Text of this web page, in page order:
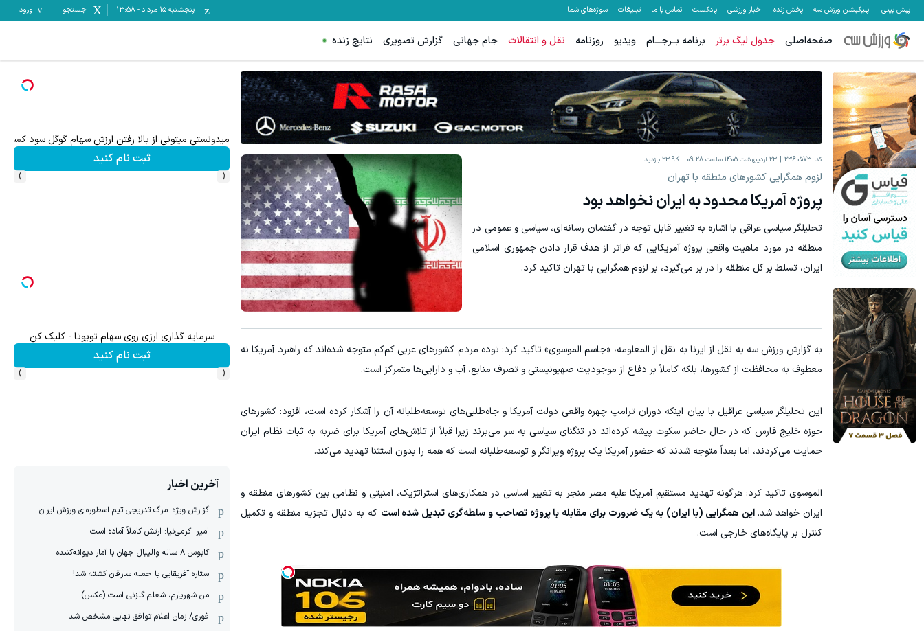
پیش بینی اپلیکیشن ورزش سه پخش زنده اخبار ورزشی پادکست تماس با ما تبلیغات سوژه‌های شما پنجشنبه ۱۵ مرداد -
13:58 جستجو ورود
صفحه‌اصلی جدول لیگ برتر برنامه بــرجـــام ویدیو روزنامه نقل و انتقالات جام جهانی گزارش تصویری نتایج زنده
کد: 2360573 23 اردیبهشت 1405 ساعت 09:28 23.9K بازدید
لزوم همگرایی کشورهای منطقه با تهران
پروژه آمریکا محدود به ایران نخواهد بود
تحلیلگر سیاسی عراقی با اشاره به تغییر قابل توجه در گفتمان رسانه‌ای، سیاسی و عمومی در
منطقه در مورد ماهیت واقعی پروژه آمریکایی که فراتر از هدف قرار دادن جمهوری اسلامی
ایران، تسلط بر کل منطقه را در بر می‌گیرد، بر لزوم همگرایی با تهران تاکید کرد.
به گزارش ورزش سه به نقل از ایرنا به نقل از المعلومه، «جاسم الموسوی» تاکید کرد: توده مردم کشورهای عربی کم‌کم متوجه شده‌اند که راهبرد آمریکا نه
معطوف به محافظت از کشورها، بلکه کاملاً بر دفاع از موجودیت صهیونیستی و تصرف منابع، آب و دارایی‌ها متمرکز است.
این تحلیلگر سیاسی عراقیل با بیان اینکه دوران ترامپ چهره واقعی دولت آمریکا و جاه‌طلبی‌های توسعه‌طلبانه آن را آشکار کرده است، افزود: کشورهای
حوزه خلیج فارس که در حال حاضر سکوت پیشه کرده‌اند در تنگنای سیاسی به سر می‌برند زیرا قبلاً از تلاش‌های آمریکا برای ضربه به ثبات نظام ایران
حمایت می‌کردند، اما بعداً متوجه شدند که حضور آمریکا یک پروژه ویرانگر و توسعه‌طلبانه است که همه را بدون استثنا تهدید می‌کند.
الموسوی تاکید کرد: هرگونه تهدید مستقیم آمریکا علیه مصر منجر به تغییر اساسی در همکاری‌های استراتژیک، امنیتی و نظامی بین کشورهای منطقه و
ایران خواهد شد.این همگرایی (با ایران) به یک ضرورت برای مقابله با پروژه تصاحب و سلطه‌گری تبدیل شده است که به دنبال تجزیه منطقه و تکمیل
کنترل بر پایگاه‌های خارجی است.
میدونستی میتونی از بالا رفتن ارزش سهام گوگل سود کسب
ثبت نام کنید
‹
›
سرمایه گذاری ارزی روی سهام تویوتا - کلیک کن
ثبت نام کنید
‹
›
آخرین اخبار
گزارش ویژه: مرگ تدریجی تیم اسطوره‌ای ورزش ایران
امیر اکرمی‌نیا: ارتش کاملاً آماده است
کابوس ۸ ساله والیبال جهان با آمار دیوانه‌کننده
ستاره آفریقایی با حمله سارقان کشته شد!
من شهریارم، شغلم گلزنی است (عکس)
فوری/ زمان اعلام توافق نهایی مشخص شد